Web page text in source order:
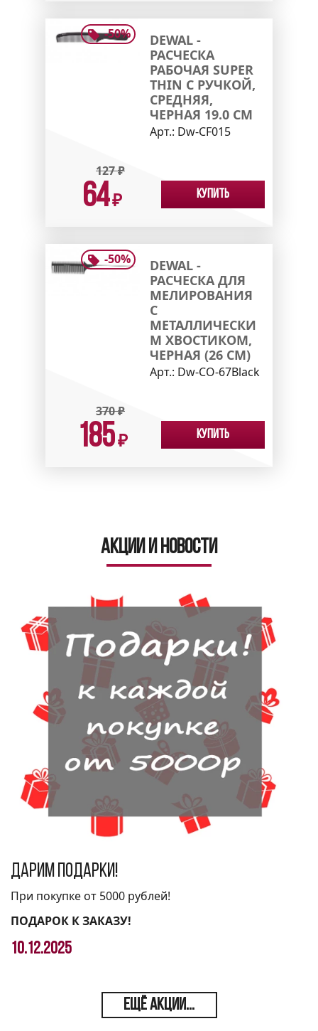
-50%
DEWAL -
РАСЧЕСКА
РАБОЧАЯ SUPER
THIN С РУЧКОЙ,
СРЕДНЯЯ,
ЧЕРНАЯ 19.0 СМ
Арт.: Dw-CF015
127₽
64₽ Купить
-50%
DEWAL -
РАСЧЕСКА ДЛЯ
МЕЛИРОВАНИЯ
С
МЕТАЛЛИЧЕСКИ
М ХВОСТИКОМ,
ЧЕРНАЯ (26 СМ)
Арт.: Dw-CO-67Black
370₽
185₽ Купить
Акции и новости
Дарим подарки!
При покупке от 5000 рублей!
ПОДАРОК К ЗАКАЗУ!
10.12.2025
ЕЩЁ АКЦИИ...